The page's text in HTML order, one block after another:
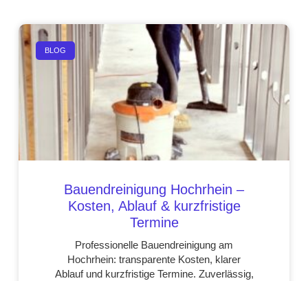
BLOG
Bauendreinigung Hochrhein –
Kosten, Ablauf & kurzfristige
Termine
Professionelle Bauendreinigung am
Hochrhein: transparente Kosten, klarer
Ablauf und kurzfristige Termine. Zuverlässig,